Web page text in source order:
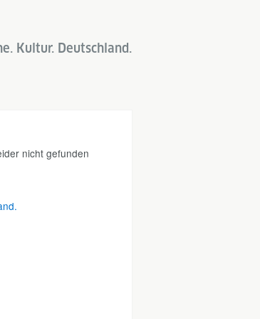
Kultur. Deutschland.
nicht gefunden